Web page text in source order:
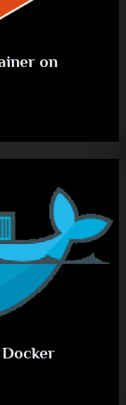
on
Docker